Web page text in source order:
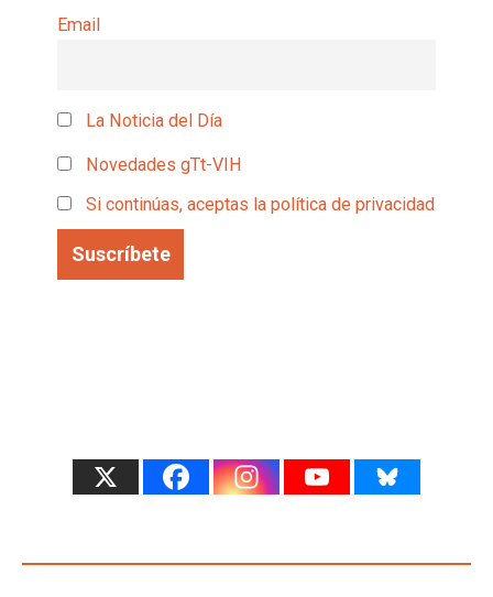
Email
La Noticia del Día
Novedades gTt-VIH
Si continúas, aceptas la política de privacidad